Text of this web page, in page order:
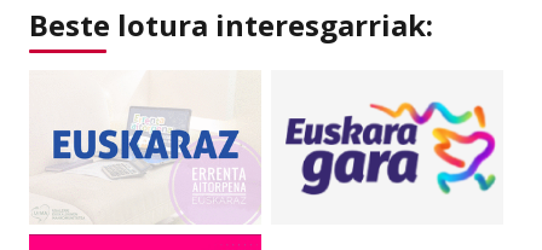
Beste lotura interesgarriak: